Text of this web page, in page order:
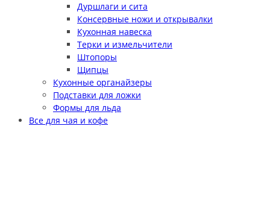
Дуршлаги и сита
Консервные ножи и открывалки
Кухонная навеска
Терки и измельчители
Штопоры
Щипцы
Кухонные органайзеры
Подставки для ложки
Формы для льда
Все для чая и кофе